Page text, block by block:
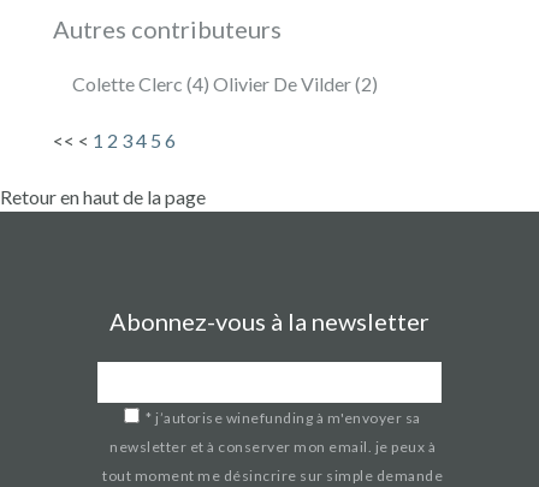
Autres contributeurs
Colette Clerc (4) Olivier De Vilder (2)
<< < 1 2 34 5 6
Retour en haut de la page
Abonnez-vous à la newsletter
* j’autorise winefunding à m'envoyer sa
newsletter et à conserver mon email. je peux à
tout moment me désincrire sur simple demande